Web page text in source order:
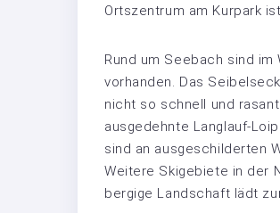
Ortszentrum am Kurpark
Rund um Seebach sind
vorhanden. Das
nicht so schnell und
ausgedehnte Langlauf-
sind an ausgeschilderten
Weitere Skigebiete in der
bergige Landschaft lädt